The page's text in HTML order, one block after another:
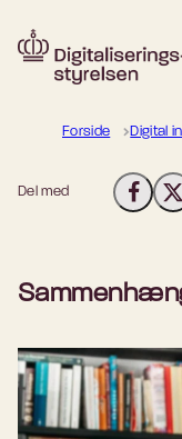
Gå til forsiden
Forside Digital
Del med Del på